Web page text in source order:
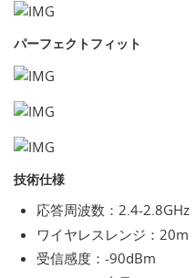
パーフェクトフィット
技術仕様
応答周波数：2.4-2.8GHz
ワイヤレスレンジ：20m
受信感度：-90dBm